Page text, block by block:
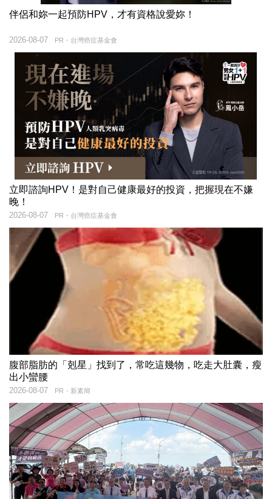
伴侶和妳一起預防HPV，才有資格說愛妳！
PR・台灣癌症基金會
2026-08-07
立即諮詢HPV！是對自己健康最好的投資，把握現在不嫌
晚！
PR・台灣癌症基金會
2026-08-07
腹部脂肪的「剋星」找到了，常吃這幾物，吃走大肚囊，瘦
出小蠻腰
PR・新素簡
2026-08-07